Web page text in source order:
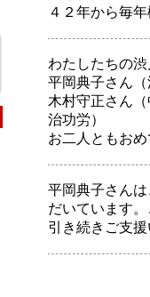
４２年から毎
わたしたちの
平岡典子さん
木村守正さん
治功労）
お二人ともお
平岡典子さん
だいています
引き続きご支